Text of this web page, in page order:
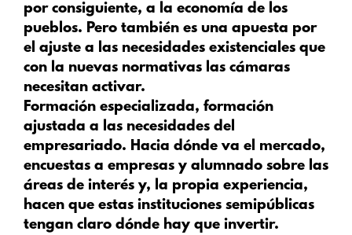
por consiguiente, a la economía de los
pueblos. Pero también es una apuesta por
el ajuste a las necesidades existenciales que
con la nuevas normativas las cámaras
necesitan activar.
Formación especializada, formación
ajustada a las necesidades del
empresariado. Hacia dónde va el mercado,
encuestas a empresas y alumnado sobre las
áreas de interés y, la propia experiencia,
hacen que estas instituciones semipúblicas
tengan claro dónde hay que invertir.